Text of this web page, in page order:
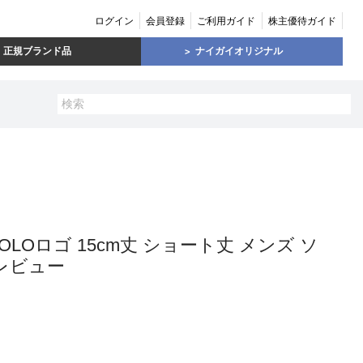
ログイン 会員登録 ご利用ガイド 株主優待ガイド
正規ブランド品 ナイガイオリジナル
ロゴ 15cm丈 ショート丈 メンズ ソ
ビュー